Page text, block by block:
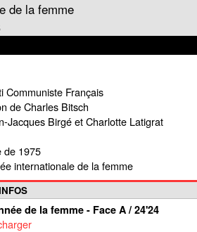
de la femme
Communiste Français
de Charles Bitsch
Jacques Birgé et Charlotte Latigrat
de 1975
internationale de la femme
de la femme - Face A / 24'24